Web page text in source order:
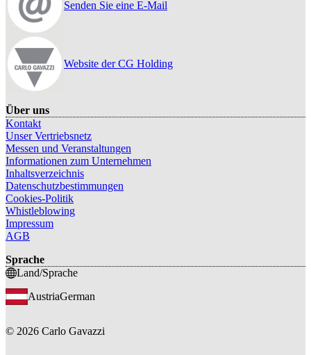
Senden Sie eine E-Mail
Website der CG Holding
Über uns
Kontakt
Unser Vertriebsnetz
Messen und Veranstaltungen
Informationen zum Unternehmen
Inhaltsverzeichnis
Datenschutzbestimmungen
Cookies-Politik
Whistleblowing
Impressum
AGB
Sprache
Land/Sprache
AustriaGerman
© 2026 Carlo Gavazzi